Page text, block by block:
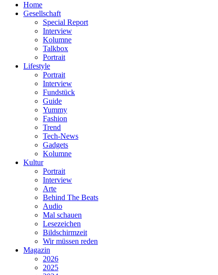
Home
Gesellschaft
Special Report
Interview
Kolumne
Talkbox
Portrait
Lifestyle
Portrait
Interview
Fundstück
Guide
Yummy
Fashion
Trend
Tech-News
Gadgets
Kolumne
Kultur
Portrait
Interview
Arte
Behind The Beats
Audio
Mal schauen
Lesezeichen
Bildschirmzeit
Wir müssen reden
Magazin
2026
2025